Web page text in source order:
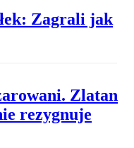
Zagrali jak
Zlatan
rezygnuje